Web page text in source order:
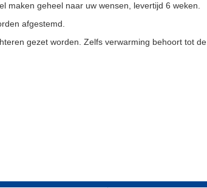
maken geheel naar uw wensen, levertijd 6 weken.
afgestemd.
gezet worden. Zelfs verwarming behoort tot de